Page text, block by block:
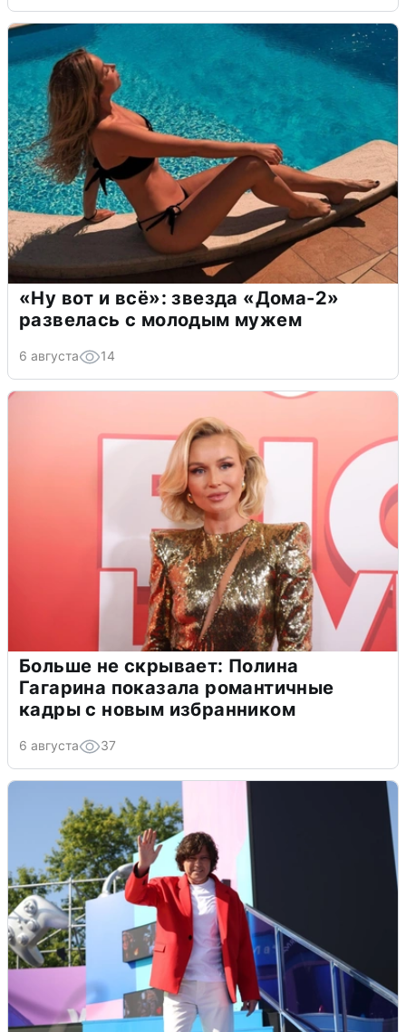
«Ну вот и всё»: звезда «Дома-2»
развелась с молодым мужем
6 августа 14
Больше не скрывает: Полина
Гагарина показала романтичные
кадры с новым избранником
6 августа 37